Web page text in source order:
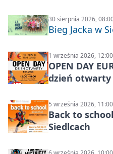
30 sierpnia 2026,
Bieg Jacka w
1 września 2026, 12:00
OPEN DAY
dzień otwarty
5 września 2026, 11:00
Back to
Siedlcach